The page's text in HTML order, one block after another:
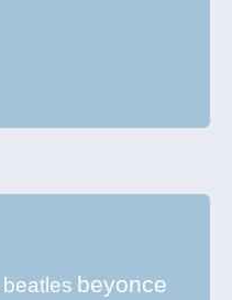
beatles beyonce